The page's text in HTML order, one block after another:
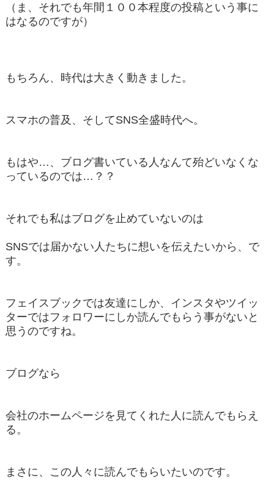
（ま、それでも年間１００本程度の投稿という事に
はなるのですが）
もちろん、時代は大きく動きました。
スマホの普及、そしてSNS全盛時代へ。
もはや…、ブログ書いている人なんて殆どいなくな
っているのでは…？？
それでも私はブログを止めていないのは
SNSでは届かない人たちに想いを伝えたいから、で
す。
フェイスブックでは友達にしか、インスタやツイッ
ターではフォロワーにしか読んでもらう事がないと
思うのですね。
ブログなら
会社のホームページを見てくれた人に読んでもらえ
る。
まさに、この人々に読んでもらいたいのです。